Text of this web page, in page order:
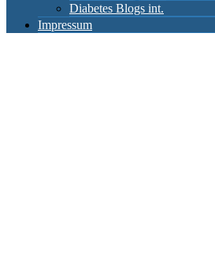
Diabetes Blogs int.
Impressum